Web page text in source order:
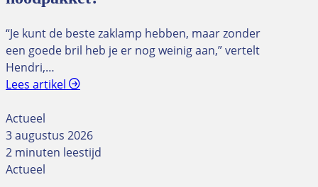
“Je kunt de beste zaklamp hebben, maar zonder
een goede bril heb je er nog weinig aan,” vertelt
Hendri,…
Lees artikel
Actueel
3 augustus 2026
2 minuten leestijd
Actueel